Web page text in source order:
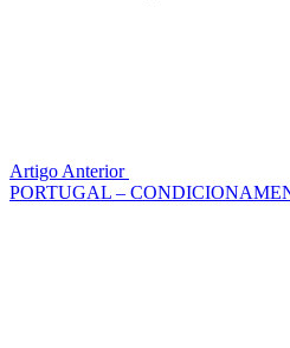
Artigo Anterior
PORTUGAL –